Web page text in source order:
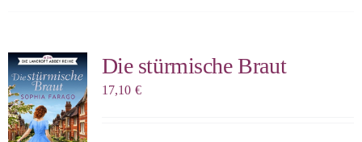
Die stürmische Braut
17,10 €